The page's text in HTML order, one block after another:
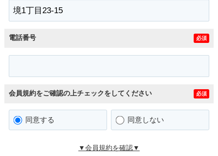
電話番号 必須
会員規約をご確認の上チェックをしてください 必須
同意する 同意しない
▼会員規約を確認▼